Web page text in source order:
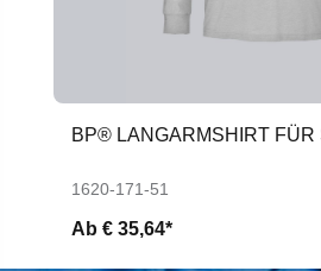
BP® LANGARMSHIRT FÜR
1620-171-51
Ab € 35,64*